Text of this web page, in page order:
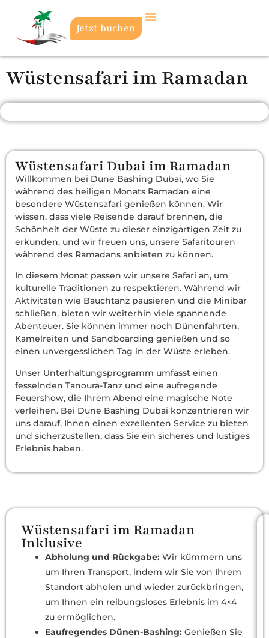
Jetzt buchen
Wüstensafari im Ramadan
Wüstensafari Dubai im Ramadan
Willkommen bei Dune Bashing Dubai, wo Sie
während des heiligen Monats Ramadan eine
besondere Wüstensafari genießen können. Wir
wissen, dass viele Reisende darauf brennen, die
Schönheit der Wüste zu dieser einzigartigen Zeit zu
erkunden, und wir freuen uns, unsere Safaritouren
während des Ramadans anbieten zu können.
In diesem Monat passen wir unsere Safari an, um
kulturelle Traditionen zu respektieren. Während wir
Aktivitäten wie Bauchtanz pausieren und die Minibar
schließen, bieten wir weiterhin viele spannende
Abenteuer. Sie können immer noch Dünenfahrten,
Kamelreiten und Sandboarding genießen und so
einen unvergesslichen Tag in der Wüste erleben.
Unser Unterhaltungsprogramm umfasst einen
fesselnden Tanoura-Tanz und eine aufregende
Feuershow, die Ihrem Abend eine magische Note
verleihen. Bei Dune Bashing Dubai konzentrieren wir
uns darauf, Ihnen einen exzellenten Service zu bieten
und sicherzustellen, dass Sie ein sicheres und lustiges
Erlebnis haben.
Wüstensafari im Ramadan
Inklusive
Abholung und Rückgabe: Wir kümmern uns
um Ihren Transport, indem wir Sie von Ihrem
Standort abholen und wieder zurückbringen,
um Ihnen ein reibungsloses Erlebnis im 4×4
zu ermöglichen.
Eaufregendes Dünen-Bashing: Genießen Sie